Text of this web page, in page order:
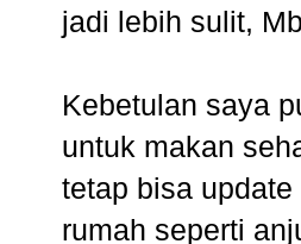
jadi lebih sulit,
Kebetulan saya
untuk makan
tetap bisa
rumah seperti